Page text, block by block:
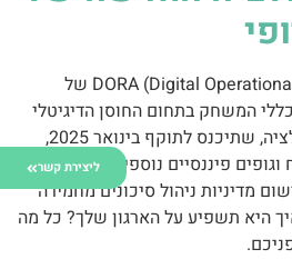
ליצירת קשר
רגולציית DORA (Digital Operational Resilience Act) של
המשחק בתחום החוסן הדיגיטלי
של מוסדות פיננסיים. הרגולציה, שתיכנס לתוקף בינואר 2025,
פיננסיים נוספים להיערכות
מדיניות ניהול סיכונים מחמירה
היא תשפיע על הארגון שלך? כל מה